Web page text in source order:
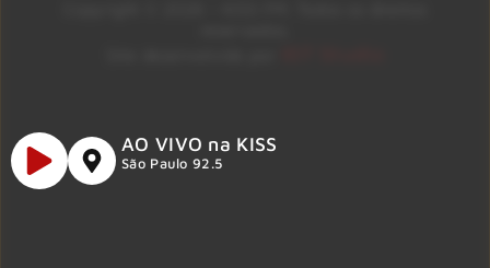
AO VIVO na KISS
São Paulo 92.5